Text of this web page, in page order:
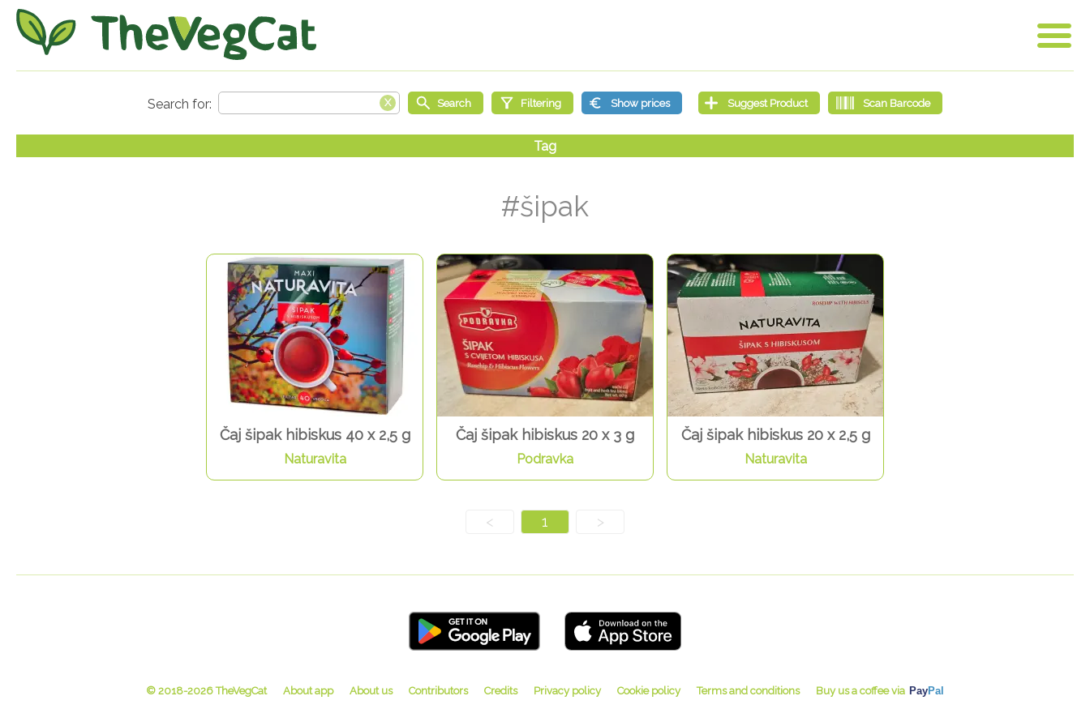
#šipak
Čaj šipak hibiskus 40 x 2,5 g
Naturavita
Čaj šipak hibiskus 20 x 3 g
Podravka
Čaj šipak hibiskus 20 x 2,5 g
Naturavita
< 1 >
© 2018-2026 TheVegCat